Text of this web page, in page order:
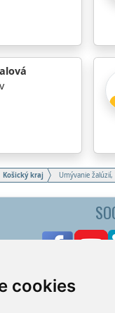
cookies
Košický kraj Umývanie